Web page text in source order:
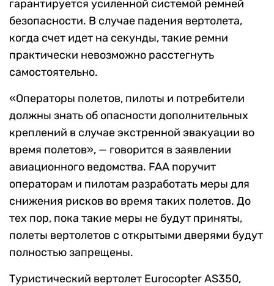
гарантируется усиленной системой ремней
безопасности. В случае падения вертолета,
когда счет идет на секунды, такие ремни
практически невозможно расстегнуть
самостоятельно.
«Операторы полетов, пилоты и потребители
должны знать об опасности дополнительных
креплений в случае экстренной эвакуации во
время полетов», — говорится в заявлении
авиационного ведомства. FAA поручит
операторам и пилотам разработать меры для
снижения рисков во время таких полетов. До
тех пор, пока такие меры не будут приняты,
полеты вертолетов с открытыми дверями будут
полностью запрещены.
Туристический вертолет Eurocopter AS350,